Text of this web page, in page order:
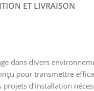
ET LIVRAISON
dans divers
pour transmettre
d’installation